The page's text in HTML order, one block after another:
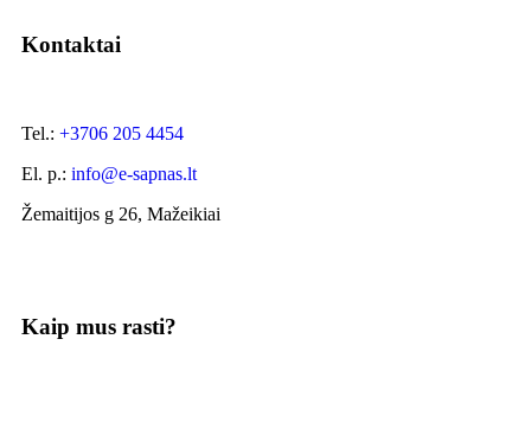
Kontaktai
Tel.: +3706 205 4454
El. p.: info@e-sapnas.lt
Žemaitijos g 26, Mažeikiai
Kaip mus rasti?